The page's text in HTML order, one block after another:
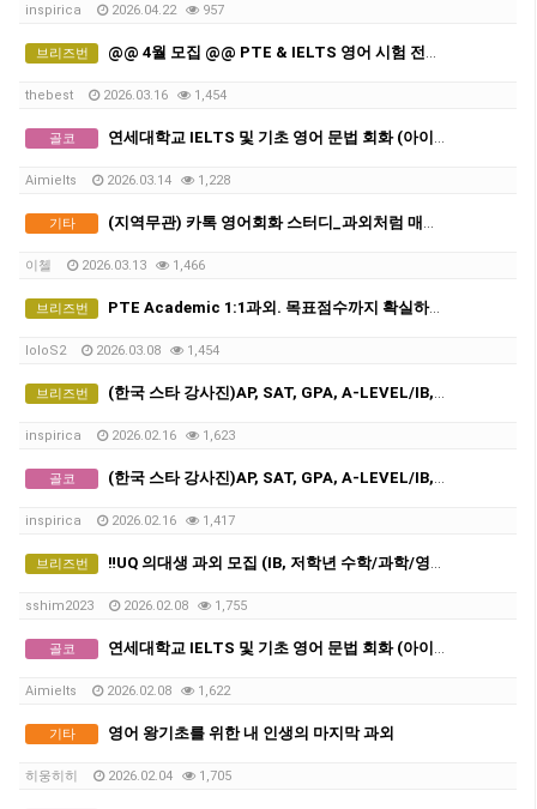
inspirica 2026.04.22 957
브리즈번 @@ 4월 모집 @@ PTE & IELTS 영어 시험 전문! [18년 경력+ 여자 선생님들]
thebest 2026.03.16 1,454
골코 연세대학교 IELTS 및 기초 영어 문법 회화 (아이엘츠)
Aimielts 2026.03.14 1,228
기타 (지역무관) 카톡 영어회화 스터디_과외처럼 매일 피드백 받는 스터디
이첼 2026.03.13 1,466
브리즈번 PTE Academic 1:1과외. 목표점수까지 확실하게!
loloS2 2026.03.08 1,454
브리즈번 (한국 스타 강사진)AP, SAT, GPA, A-LEVEL/IB, GCSE 전 교과 비대면 수업, INSPIRICA ACADEMY
inspirica 2026.02.16 1,623
골코 (한국 스타 강사진)AP, SAT, GPA, A-LEVEL/IB, GCSE 전 교과 비대면 수업, INSPIRICA ACADEMY
inspirica 2026.02.16 1,417
브리즈번 ‼️UQ 의대생 과외 모집 (IB, 저학년 수학/과학/영어, 학교 과제 도움)‼️
sshim2023 2026.02.08 1,755
골코 연세대학교 IELTS 및 기초 영어 문법 회화 (아이엘츠)
Aimielts 2026.02.08 1,622
기타 영어 왕기초를 위한 내 인생의 마지막 과외
히웅히히 2026.02.04 1,705